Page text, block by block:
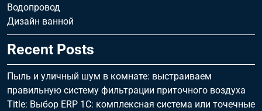
Водопровод
Дизайн ванной
Recent Posts
Пыль и уличный шум в комнате: выстраиваем
правильную систему фильтрации приточного воздуха
Title: Выбор ERP 1С: комплексная система или точечные